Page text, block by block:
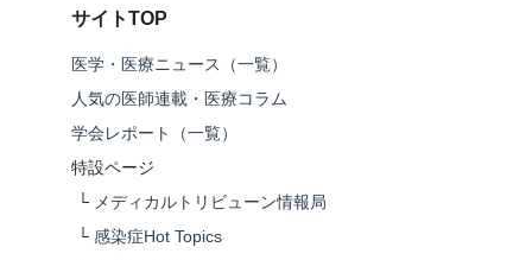
サイトTOP
医学・医療ニュース（一覧）
人気の医師連載・医療コラム
学会レポート（一覧）
特設ページ
└ メディカルトリビューン情報局
└ 感染症Hot Topics